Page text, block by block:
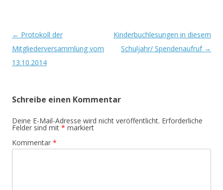
Beitrags-
Navigation
← Protokoll der
Mitgliederversammlung vom
13.10.2014
Kinderbuchlesungen in diesem
Schuljahr/ Spendenaufruf →
Schreibe einen Kommentar
Deine E-Mail-Adresse wird nicht veröffentlicht. Erforderliche
Felder sind mit * markiert
Kommentar *